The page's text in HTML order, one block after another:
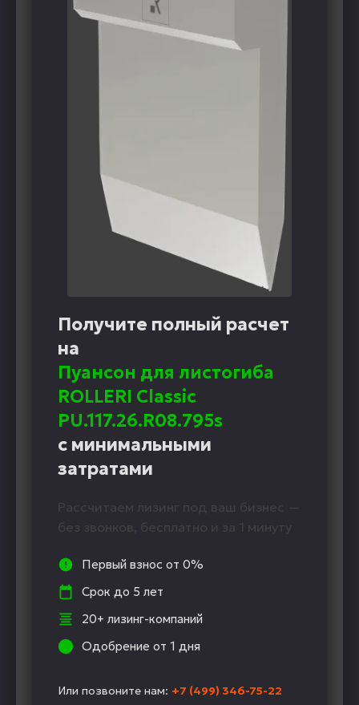
Получите полный расчет
на
Пуансон для листогиба
ROLLERI Classic
PU.117.26.R08.795s
с минимальными
затратами
Рассчитаем лизинг под ваш бизнес —
без звонков, бесплатно и за 1 минуту
Первый взнос от 0%
Срок до 5 лет
20+ лизинг-компаний
Одобрение от 1 дня
Или позвоните нам: +7 (499) 346-75-22